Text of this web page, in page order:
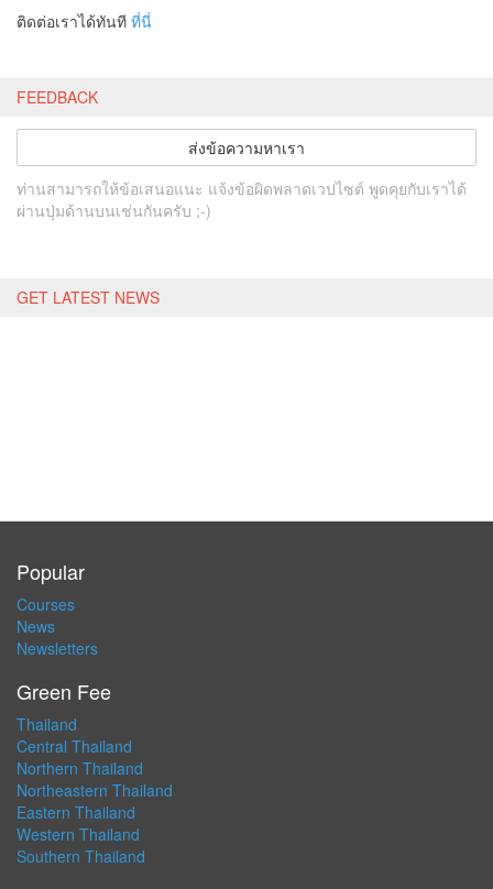
ติดต่อเราได้ทันที ที่นี่
FEEDBACK
ส่งข้อความหาเรา
ท่านสามารถให้ข้อเสนอแนะ แจ้งข้อผิดพลาดเวปไซต์ พูดคุยกับเราได้
ผ่านปุ่มด้านบนเช่นกันครับ ;-)
GET LATEST NEWS
Popular
Courses
News
Newsletters
Green Fee
Thailand
Central Thailand
Northern Thailand
Northeastern Thailand
Eastern Thailand
Western Thailand
Southern Thailand